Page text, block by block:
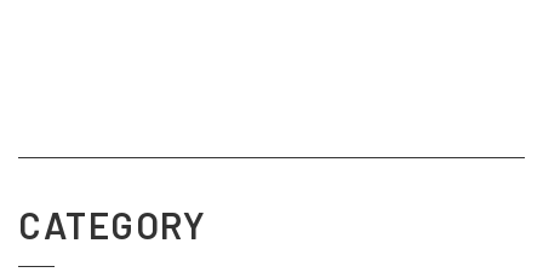
CATEGORY